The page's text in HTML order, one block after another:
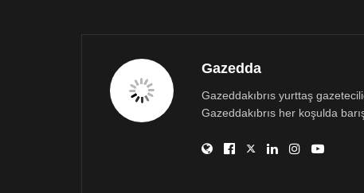
Gazedda
Gazeddakıbrıs yurttaş
Gazeddakıbrıs her koşulda